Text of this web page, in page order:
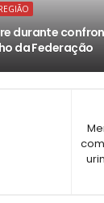
durante
da Federação